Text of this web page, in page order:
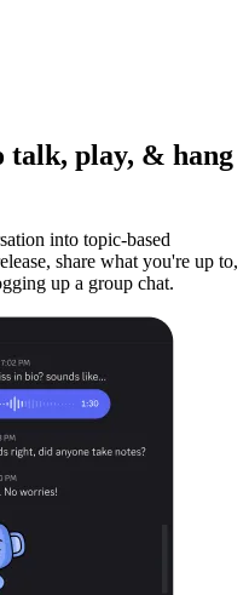
talk, play, & hang
into topic-based
share what you're up to,
up a group chat.